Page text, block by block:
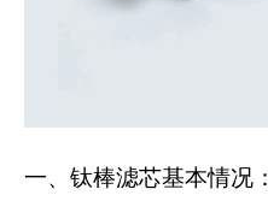
一、钛棒滤芯基本情况：